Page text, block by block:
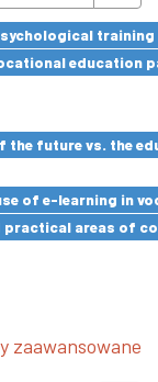
education
the future vs. the
of e-learning in
practical areas of
zaawansowane